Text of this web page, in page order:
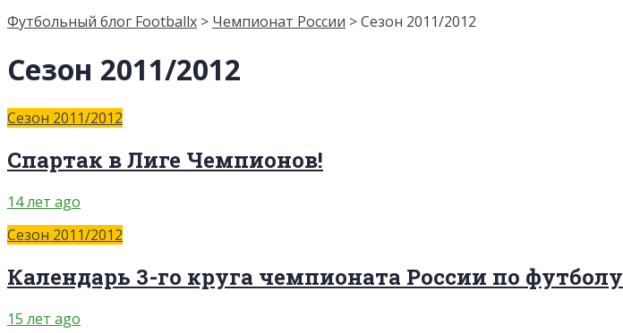
Футбольный блог Footballx > Чемпионат России > Сезон 2011/2012
Сезон 2011/2012
Сезон 2011/2012
Спартак в Лиге Чемпионов!
14 лет ago
Сезон 2011/2012
Календарь 3-го круга чемпионата России по футболу
15 лет ago